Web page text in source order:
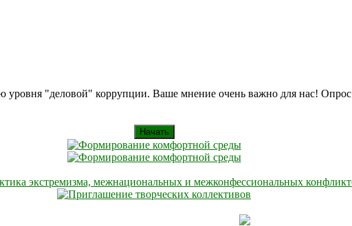
уровня "деловой" коррупции. Ваше мнение очень важно для нас!
Начать